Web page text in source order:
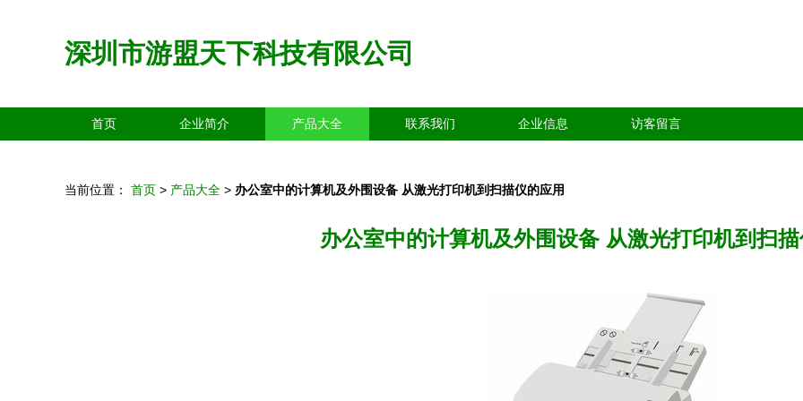
深圳市游盟天下科技有限公司
首页 企业简介 产品大全 联系我们 企业信息 访客留言
当前位置： 首页 > 产品大全 > 办公室中的计算机及外围设备 从激光打印机到扫描仪的应用
办公室中的计算机及外围设备 从激光打印机到扫